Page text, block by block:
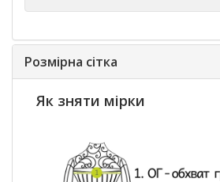
Розмірна сітка
Як зняти мірки